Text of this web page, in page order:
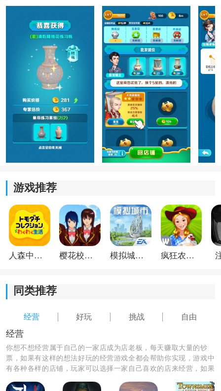
《古董拿来玩》游戏特色：
*游戏以经营古董店为主题，让你体验成为一位古董商人
的乐趣和挑战。
可以获得丰厚的收益。
*游戏中不仅有各种各样的古董，还有详细的古董知识，
让你在游戏中学习和了解各种古玩。
*玩家需要仔细鉴别顾客出售的古董，制定合理的价格来
吸引买家。
游戏推荐
人森中文版 樱花校园模拟器1.048.00中文版 模拟城市我是巿长联机版 疯狂农场3美国派19
同类推荐
经营 好玩 挑战 自由
经营
你想不想经营属于自己的一家店成为店老板，每天赚取大量的钞
票，如果有这样的想法好玩的经营游戏全都会帮助你实现，游戏中
有各种各样的店铺，玩家可以选择一家自己喜欢的店来经营，如果